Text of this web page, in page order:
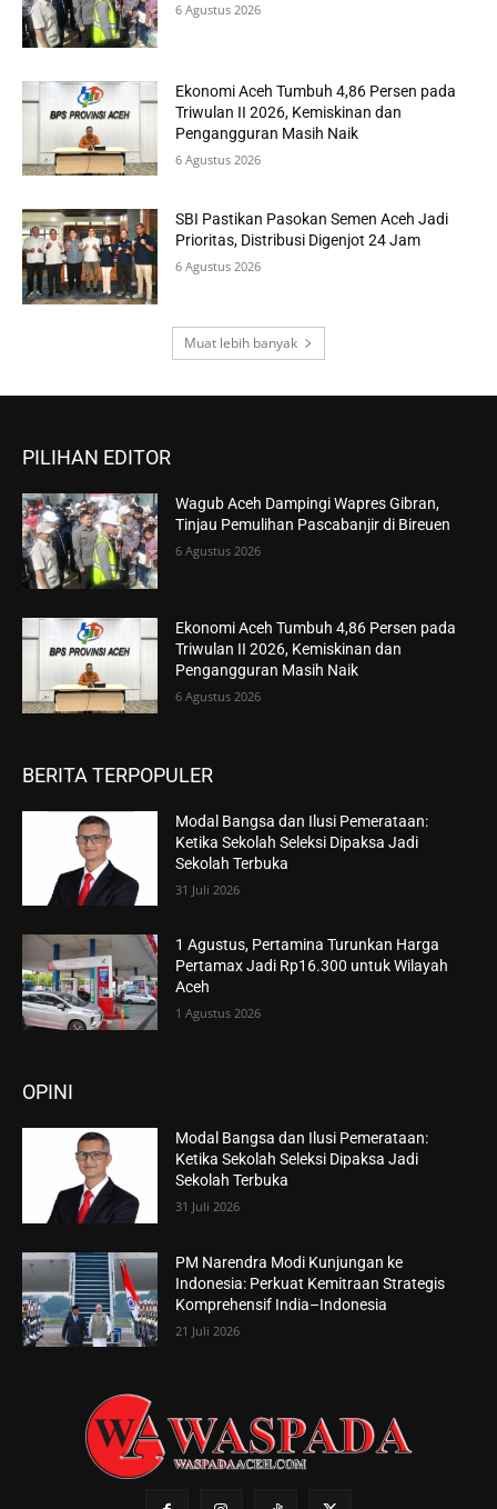
6 Agustus 2026
Ekonomi Aceh Tumbuh 4,86 Persen pada
Triwulan II 2026, Kemiskinan dan
Pengangguran Masih Naik
6 Agustus 2026
SBI Pastikan Pasokan Semen Aceh Jadi
Prioritas, Distribusi Digenjot 24 Jam
6 Agustus 2026
Muat lebih banyak
PILIHAN EDITOR
Wagub Aceh Dampingi Wapres Gibran,
Tinjau Pemulihan Pascabanjir di Bireuen
6 Agustus 2026
Ekonomi Aceh Tumbuh 4,86 Persen pada
Triwulan II 2026, Kemiskinan dan
Pengangguran Masih Naik
6 Agustus 2026
BERITA TERPOPULER
Modal Bangsa dan Ilusi Pemerataan:
Ketika Sekolah Seleksi Dipaksa Jadi
Sekolah Terbuka
31 Juli 2026
1 Agustus, Pertamina Turunkan Harga
Pertamax Jadi Rp16.300 untuk Wilayah
Aceh
1 Agustus 2026
OPINI
Modal Bangsa dan Ilusi Pemerataan:
Ketika Sekolah Seleksi Dipaksa Jadi
Sekolah Terbuka
31 Juli 2026
PM Narendra Modi Kunjungan ke
Indonesia: Perkuat Kemitraan Strategis
Komprehensif India–Indonesia
21 Juli 2026